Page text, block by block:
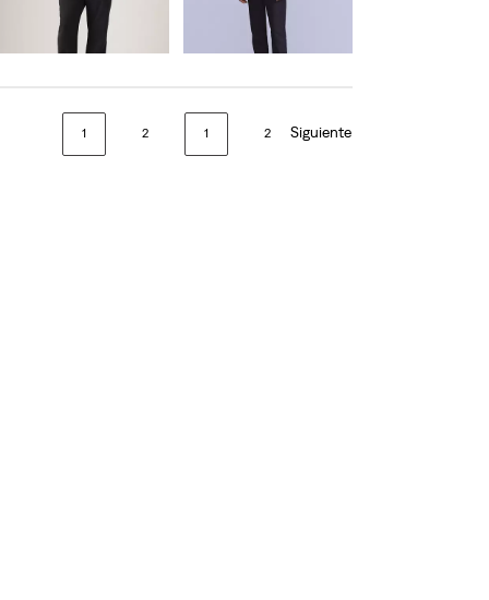
89,00 €
Exclusivo para
miembros
1 2 Siguiente
1 2